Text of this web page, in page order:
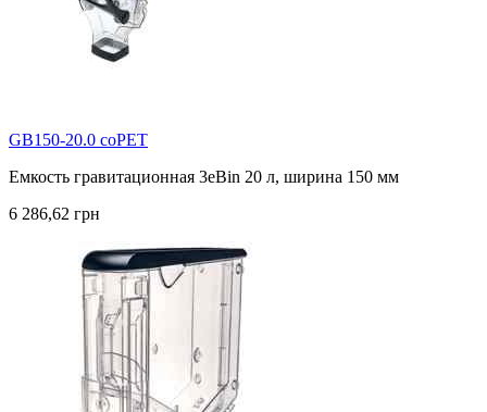
GB150-20.0 coPET
Емкость гравитационная 3eBin 20 л, ширина 150 мм
6 286,62 грн